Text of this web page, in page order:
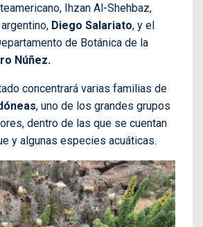
Ihzan Al-Shehbaz,
Diego Salariato, y el
de Botánica de la
Núñez.
concentrará varias familias de
, uno de los grandes grupos
dentro de las que se cuentan
y algunas especies acuáticas.